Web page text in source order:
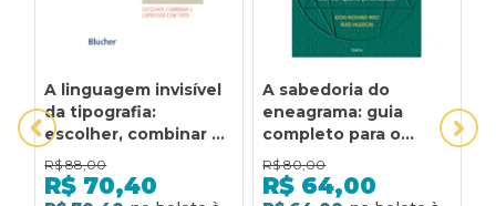
A linguagem invisível
da tipografia:
escolher, combinar e
expressar com tipos
R$ 88,00
R$ 70,40
A sabedoria do
eneagrama: guia
completo para o
crescimento
psicológico e
espiritual dos nove
R$ 80,00
R$ 64,00